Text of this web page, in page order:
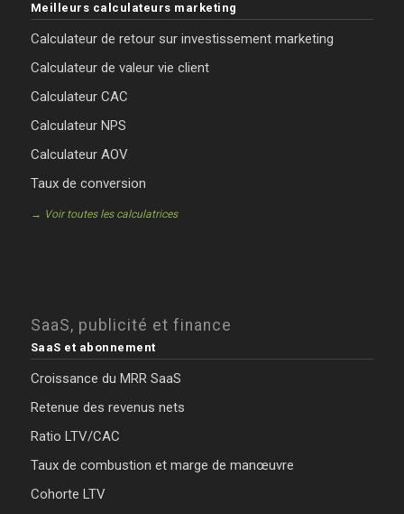
Meilleurs calculateurs marketing
Calculateur de retour sur investissement marketing
Calculateur de valeur vie client
Calculateur CAC
Calculateur NPS
Calculateur AOV
Taux de conversion
→ Voir toutes les calculatrices
SaaS, publicité et finance
SaaS et abonnement
Croissance du MRR SaaS
Retenue des revenus nets
Ratio LTV/CAC
Taux de combustion et marge de manœuvre
Cohorte LTV